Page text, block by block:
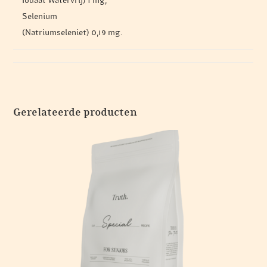
Selenium
(Natriumseleniet) 0,19 mg.
Gerelateerde producten